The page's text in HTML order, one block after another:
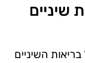
שיניים
השיניים